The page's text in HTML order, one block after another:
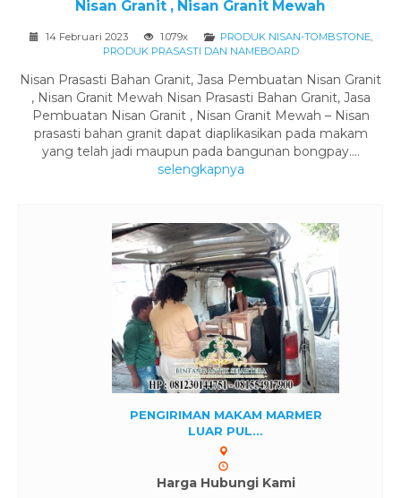
Nisan Granit , Nisan Granit Mewah
14 Februari 2023 1.079x PRODUK NISAN-TOMBSTONE,
PRODUK PRASASTI DAN NAMEBOARD
Nisan Prasasti Bahan Granit, Jasa Pembuatan Nisan Granit
, Nisan Granit Mewah Nisan Prasasti Bahan Granit, Jasa
Pembuatan Nisan Granit , Nisan Granit Mewah – Nisan
prasasti bahan granit dapat diaplikasikan pada makam
yang telah jadi maupun pada bangunan bongpay....
selengkapnya
PENGIRIMAN MAKAM MARMER
LUAR PUL...
Harga Hubungi Kami